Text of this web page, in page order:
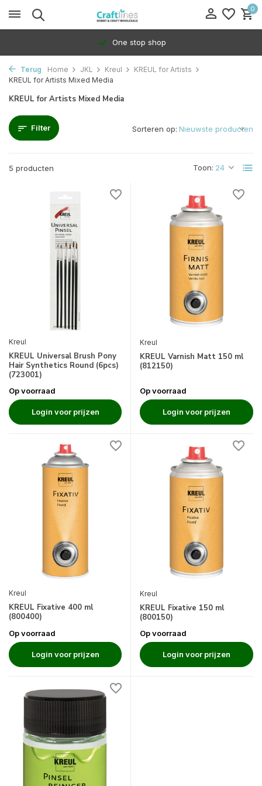
0
One stop shop
Terug Home JKL Kreul
KREUL for Artists
KREUL for Artists Mixed Media
KREUL for Artists Mixed Media
Filter
5 producten Toon:
Sorteren op:
Kreul
KREUL Universal Brush Pony
Hair Synthetics Round (6pcs)
(723001)
Op voorraad
Login voor prijzen
Kreul
KREUL Varnish Matt 150 ml
(812150)
Op voorraad
Login voor prijzen
Kreul
KREUL Fixative 400 ml
(800400)
Op voorraad
Login voor prijzen
Kreul
KREUL Fixative 150 ml
(800150)
Op voorraad
Login voor prijzen